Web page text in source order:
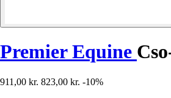
Premier Equine
911,00 kr. 823,00 kr. -10%